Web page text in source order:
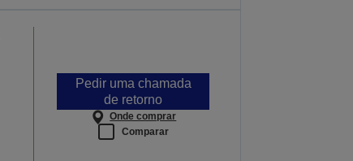
Pedir uma chamada
de retorno
Onde comprar
Comparar